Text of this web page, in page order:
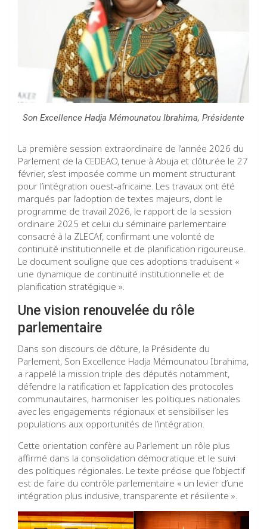
Son Excellence Hadja Mémounatou Ibrahima, Présidente
La première session extraordinaire de l’année 2026 du
Parlement de la CEDEAO, tenue à Abuja et clôturée le 27
février, s’est imposée comme un moment structurant
pour l’intégration ouest‑africaine. Les travaux ont été
marqués par l’adoption de textes majeurs, dont le
programme de travail 2026, le rapport de la session
ordinaire 2025 et celui du séminaire parlementaire
consacré à la ZLECAf, confirmant une volonté de
continuité institutionnelle et de planification rigoureuse.
Le document souligne que ces adoptions traduisent «
une dynamique de continuité institutionnelle et de
planification stratégique ».
Une vision renouvelée du rôle
parlementaire
Dans son discours de clôture, la Présidente du
Parlement, Son Excellence Hadja Mémounatou Ibrahima,
a rappelé la mission triple des députés notamment,
défendre la ratification et l’application des protocoles
communautaires, harmoniser les politiques nationales
avec les engagements régionaux et sensibiliser les
populations aux opportunités de l’intégration.
Cette orientation confère au Parlement un rôle plus
affirmé dans la consolidation démocratique et le suivi
des politiques régionales. Le texte précise que l’objectif
est de faire du contrôle parlementaire « un levier d’une
intégration plus inclusive, transparente et résiliente ».